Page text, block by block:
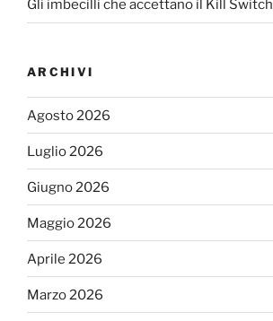
Gli imbecilli che accettano il Kill Switch
ARCHIVI
Agosto 2026
Luglio 2026
Giugno 2026
Maggio 2026
Aprile 2026
Marzo 2026